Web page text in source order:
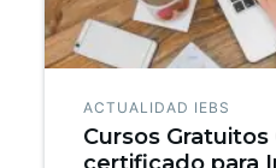
ACTUALIDAD IEBS
Cursos